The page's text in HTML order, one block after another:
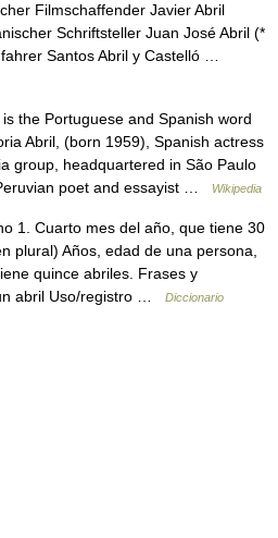
Filmschaffender Javier Abril
Schriftsteller Juan José Abril (*
Santos Abril y Castelló …
the Portuguese and Spanish word
Abril, (born 1959), Spanish actress
group, headquartered in São Paulo
poet and essayist …
Wikipedia
1. Cuarto mes del año, que tiene 30
plural) Años, edad de una persona,
quince abriles. Frases y
abril Uso/registro …
Diccionario